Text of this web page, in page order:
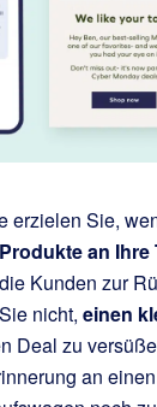
erzielen Sie,
an Ihre
Kunden zur
nicht, einen
Deal zu
an einen